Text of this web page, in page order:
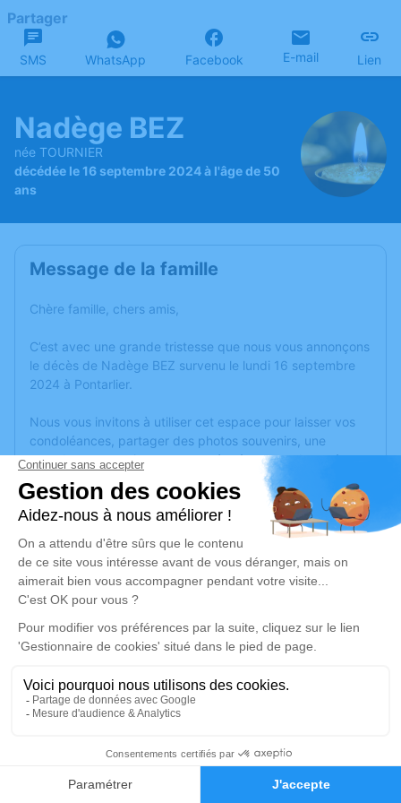
Faire-part Hommages
Partager
SMS WhatsApp Facebook E-mail Lien
Nadège BEZ
née TOURNIER
décédée le 16 septembre 2024 à l'âge de 50
ans
Message de la famille
Chère famille, chers amis,
C’est avec une grande tristesse que nous vous annonçons
le décès de Nadège BEZ survenu le lundi 16 septembre
2024 à Pontarlier.
Nous vous invitons à utiliser cet espace pour laisser vos
condoléances, partager des photos souvenirs, une
anecdote ou exprimer vos pensées à travers des poèmes
ou des textes. Cet endroit est un lieu d'expression dédié à
honorer la mémoire de Nadège BEZ.
Un service de plantation d’arbre hommage estdisponible
jeudi 19 septembre 2024 à 10h00
Église Saint Pierre de Pontarlier
8 bis rue Capitaine Bulle